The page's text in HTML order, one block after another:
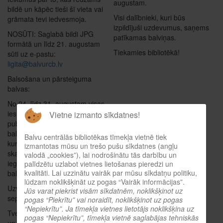
bildē un kāpēc tieši šī vieta vai
grāmata tevi iedvesmoja.
NOSŪTI: Saglabā bildi JPG
formātā un līdz 21. augustam
sūti uz e-pastu:
ligita@balvurcb.lv
Balsošana un pārsteiguma
balvas:
No 24. līdz 31. augustam visas
iesūtītās fotogrāfijas tiks
publicētas mūsu Facebook lapā
balsošanai. Trīs fotogrāfijas,
kuras saņems visvairāk
skatītāju reakciju (patīk/mīlu),
iegūs jaukas pārsteiguma
balvas!
Uzvarētājus paziņosim 1.
septembrī.
Tveriet skaistākos mirkļus, lasiet
augustam.
Visi dalībnieki, kuri būs
izpildījuši uzdevumus, saņems
patīkamas balviņas.
Tiekamies bibliotēkā!
Vietne izmanto sīkdatnes!
Balvu centrālās bibliotēkas tīmekļa vietnē tiek
izmantotas mūsu un trešo pušu sīkdatnes (angļu
valodā „cookies”), lai nodrošinātu tās darbību un
palīdzētu uzlabot vietnes lietošanas pieredzi un
kvalitāti. Lai uzzinātu vairāk par mūsu sīkdatņu politiku,
lūdzam noklikšķināt uz pogas “Vairāk informācijas”.
Jūs varat piekrist visām sīkdatnēm, noklikšķinot uz
pogas “Piekrītu” vai noraidīt, noklikšķinot uz pogas
“Nepiekrītu”. Ja tīmekļa vietnes lietotājs noklikšķina uz
pogas “Nepiekrītu”, tīmekļa vietnē saglabājas tehniskās